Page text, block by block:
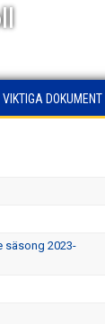
VIKTIGA DOKUMENT
säsong 2023-